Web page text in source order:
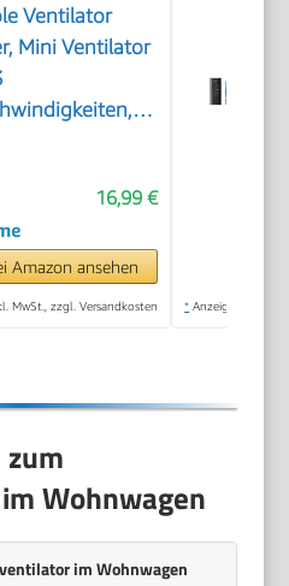
Ventilator
Mini Ventilator
mit 360°
Fan klein für
Büro,
Reisen
16,99 €
Amazon ansehen
MwSt., zzgl. Versandkosten * Anzeige
Wohnwagen
im Wohnwagen